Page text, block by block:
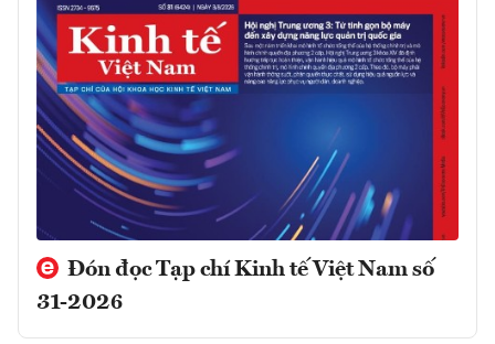
Đón đọc Tạp chí Kinh tế Việt Nam số
31-2026